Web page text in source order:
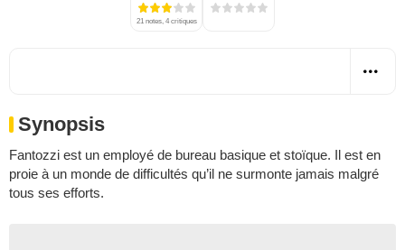
21 notes, 4 critiques
Synopsis
Fantozzi est un employé de bureau basique et stoïque. Il est en
proie à un monde de difficultés qu’il ne surmonte jamais malgré
tous ses efforts.